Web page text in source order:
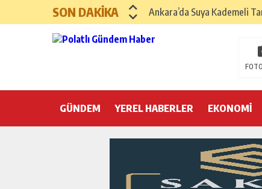
SON DAKİKA
Ankara’da Suya Kademeli
Yılın Gastronomi İlçesi
Polatlı Sakarya Köyü’nde
Hayri Kozanoğlu…
Saray makyaj tutmaz
Seçmeli demokrasi: Kimine
GÜNDEM YEREL HABERLER EKONOMİ